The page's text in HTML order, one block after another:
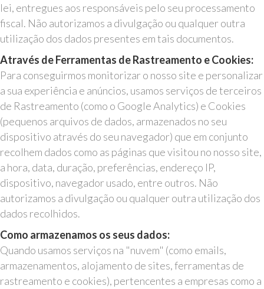
lei, entregues aos responsáveis pelo seu processamento
fiscal. Não autorizamos a divulgação ou qualquer outra
utilização dos dados presentes em tais documentos.
Através de Ferramentas de Rastreamento e Cookies:
Para conseguirmos monitorizar o nosso site e personalizar
a sua experiência e anúncios, usamos serviços de terceiros
de Rastreamento (como o Google Analytics) e Cookies
(pequenos arquivos de dados, armazenados no seu
dispositivo através do seu navegador) que em conjunto
recolhem dados como as páginas que visitou no nosso site,
a hora, data, duração, preferências, endereço IP,
dispositivo, navegador usado, entre outros. Não
autorizamos a divulgação ou qualquer outra utilização dos
dados recolhidos.
Como armazenamos os seus dados:
Quando usamos serviços na "nuvem" (como emails,
armazenamentos, alojamento de sites, ferramentas de
rastreamento e cookies), pertencentes a empresas como a